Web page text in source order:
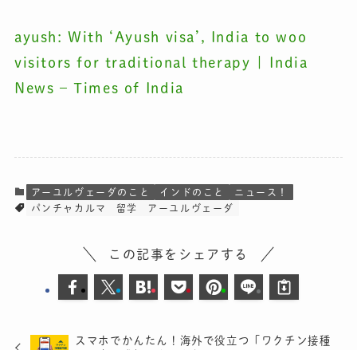
ayush: With ‘Ayush visa’, India to woo
visitors for traditional therapy | India
News – Times of India
アーユルヴェーダのこと インドのこと
ニュース！
パンチャカルマ
留学 アーユルヴェーダ
この記事をシェアする
スマホでかんたん！海外で役立つ「ワクチン接種